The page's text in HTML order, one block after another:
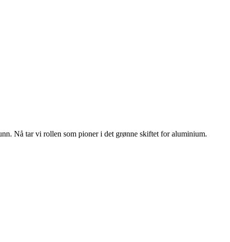
Nå tar vi rollen som pioner i det grønne skiftet for aluminium.